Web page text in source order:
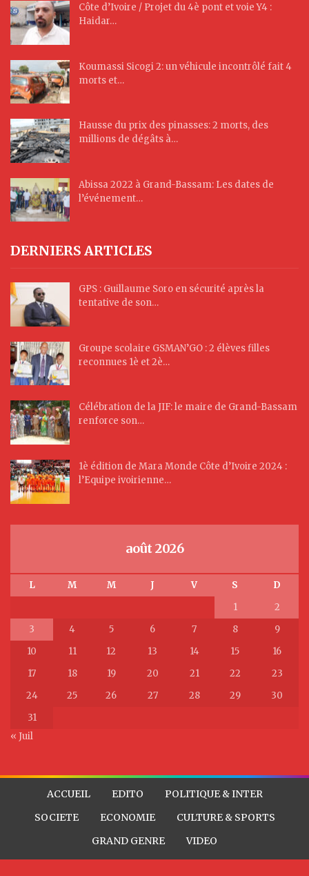
Côte d’Ivoire / Projet du 4è pont et voie Y4 :
Haidar…
Koumassi Sicogi 2: un véhicule incontrôlé fait 4
morts et…
Hausse du prix des pinasses: 2 morts, des
millions de dégâts à…
Abissa 2022 à Grand-Bassam: Les dates de
l’événement…
DERNIERS ARTICLES
GPS : Guillaume Soro en sécurité après la
tentative de son…
Groupe scolaire GSMAN’GO : 2 élèves filles
reconnues 1è et 2è…
Célébration de la JIF: le maire de Grand-Bassam
renforce son…
1è édition de Mara Monde Côte d’Ivoire 2024 :
l’Equipe ivoirienne…
août 2026
L M M J V S
D
1
2
3
4 5 6 7 8
9
10
11 12 13 14 15
16
17
18 19 20 21 22
23
24
25 26 27 28 29
30
31
« Juil
ACCUEIL EDITO
POLITIQUE & INTER
SOCIETE
ECONOMIE
CULTURE & SPORTS
GRAND GENRE
VIDEO